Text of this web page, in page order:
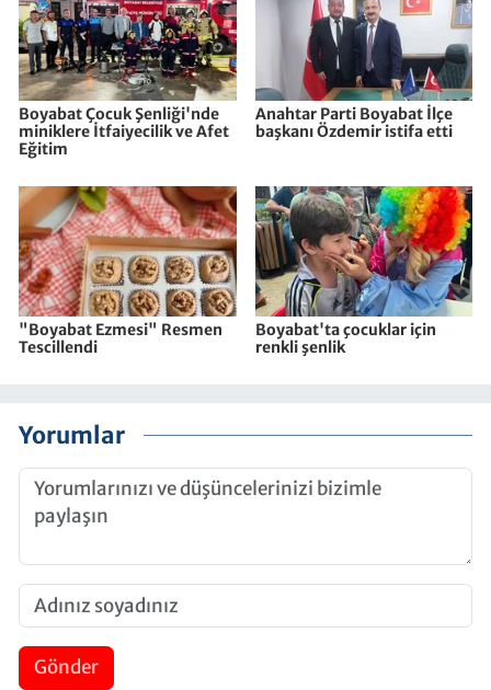
Boyabat Çocuk Şenliği'nde
miniklere İtfaiyecilik ve Afet
Eğitim
Anahtar Parti Boyabat İlçe
başkanı Özdemir istifa etti
"Boyabat Ezmesi" Resmen
Tescillendi
Boyabat'ta çocuklar için
renkli şenlik
Yorumlar
Gönder